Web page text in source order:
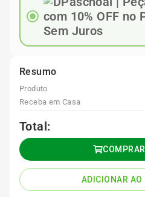
Resumo
Produto
Receba em Casa
Total:
ADICIONAR AO